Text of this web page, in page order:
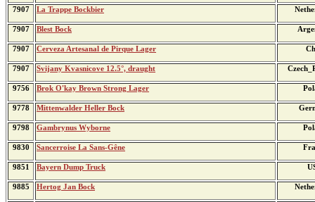
7907 La Trappe Bockbier
7907 Blest Bock
7907 Cerveza Artesanal de Pirque Lager
7907 Svijany Kvasnicove 12.5°, draught
9756 Brok O'kay Brown Strong Lager
9778 Mittenwalder Heller Bock
9798 Gambrynus Wyborne
9830 Sancerroise La Sans-Gêne
9851 Bayern Dump Truck
9885 Hertog Jan Bock